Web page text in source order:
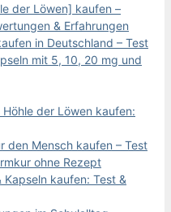
der Löwen] kaufen –
& Erfahrungen
in Deutschland – Test
mit 5, 10, 20 mg und
der Löwen kaufen:
den Mensch kaufen – Test
ohne Rezept
Kapseln kaufen: Test &